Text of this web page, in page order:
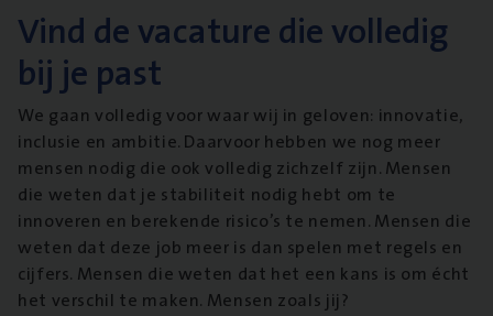
Vind de vacature die volledig
bij je past
We gaan volledig voor waar wij in geloven: innovatie,
inclusie en ambitie. Daarvoor hebben we nog meer
mensen nodig die ook volledig zichzelf zijn. Mensen
die weten dat je stabiliteit nodig hebt om te
innoveren en berekende risico’s te nemen. Mensen die
weten dat deze job meer is dan spelen met regels en
cijfers. Mensen die weten dat het een kans is om écht
het verschil te maken. Mensen zoals jij?